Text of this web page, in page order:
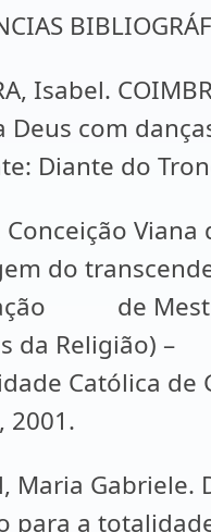
Isabel.
Deus com
Diante do
Conceição Viana
do
de
da Religião) –
Católica de
2001.
Maria Gabriele.
para a